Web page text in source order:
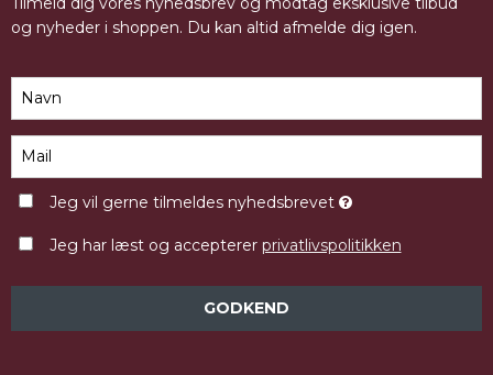
og nyheder i shoppen. Du kan altid afmelde dig igen.
Jeg vil gerne tilmeldes nyhedsbrevet
Jeg har læst og accepterer privatlivspolitikken
GODKEND